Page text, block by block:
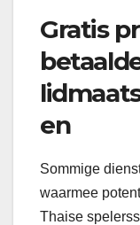
Gratis
en
Sommige
waarmee
Thaise